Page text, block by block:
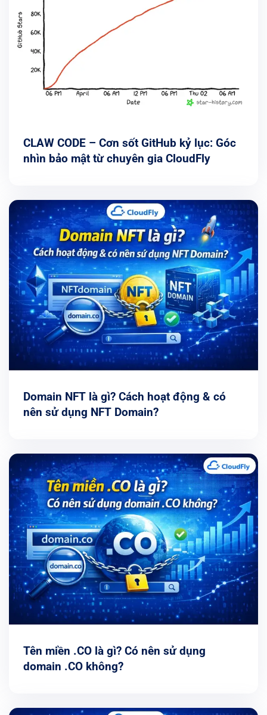
CLAW CODE – Cơn sốt GitHub kỷ lục: Góc
nhìn bảo mật từ chuyên gia CloudFly
Domain NFT là gì? Cách hoạt động & có
nên sử dụng NFT Domain?
Tên miền .CO là gì? Có nên sử dụng
domain .CO không?